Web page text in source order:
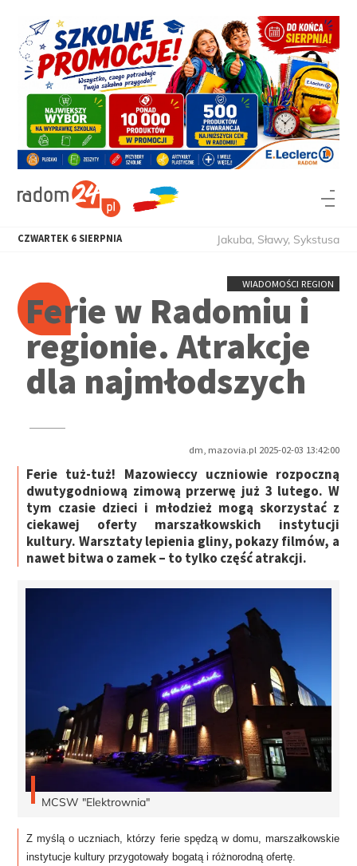
CZWARTEK 6 SIERPNIA Jakuba, Sławy, Sykstusa
WIADOMOŚCI REGION
Ferie w Radomiu i
regionie. Atrakcje
dla najmłodszych
dm, mazovia.pl 2025-02-03 13:42:00
Ferie tuż-tuż! Mazowieccy uczniowie rozpoczną
dwutygodniową zimową przerwę już 3 lutego. W
tym czasie dzieci i młodzież mogą skorzystać z
ciekawej oferty marszałkowskich instytucji
kultury. Warsztaty lepienia gliny, pokazy filmów, a
nawet bitwa o zamek – to tylko część atrakcji.
MCSW "Elektrownia"
Z myślą o uczniach, którzy ferie spędzą w domu, marszałkowskie
instytucje kultury przygotowały bogatą i różnorodną ofertę.